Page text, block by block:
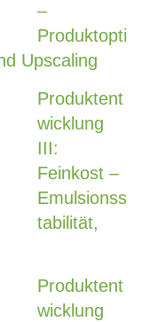
–
Produktopti
Upscaling
Produktent
wicklung
III:
Feinkost –
Emulsionss
tabilität,
Produktent
wicklung